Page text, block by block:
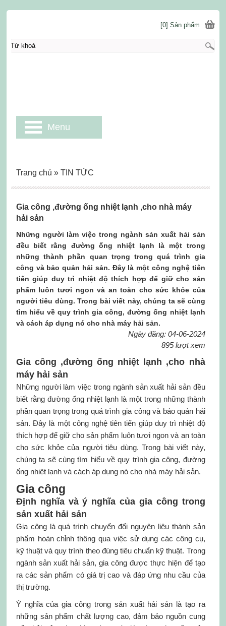
Gia công ,đường ống nhiệt lạnh ,cho nhà máy
hải sản
Những người làm việc trong ngành sản xuất hải sản
đều biết rằng đường ống nhiệt lạnh là một trong
những thành phần quan trọng trong quá trình gia
công và bảo quản hải sản. Đây là một công nghệ tiên
tiến giúp duy trì nhiệt độ thích hợp để giữ cho sản
phẩm luôn tươi ngon và an toàn cho sức khỏe của
người tiêu dùng. Trong bài viết này, chúng ta sẽ cùng
tìm hiểu về quy trình gia công, đường ống nhiệt lạnh
và cách áp dụng nó cho nhà máy hải sản.
Ngày đăng: 04-06-2024
895 lượt xem
Gia công ,đường ống nhiệt lạnh ,cho nhà
máy hải sản
Những người làm việc trong ngành sản xuất hải sản đều
biết rằng đường ống nhiệt lạnh là một trong những thành
phần quan trọng trong quá trình gia công và bảo quản hải
sản. Đây là một công nghệ tiên tiến giúp duy trì nhiệt độ
thích hợp để giữ cho sản phẩm luôn tươi ngon và an toàn
cho sức khỏe của người tiêu dùng. Trong bài viết này,
chúng ta sẽ cùng tìm hiểu về quy trình gia công, đường
ống nhiệt lạnh và cách áp dụng nó cho nhà máy hải sản.
Gia công
Định nghĩa và ý nghĩa của gia công trong
sản xuất hải sản
Gia công là quá trình chuyển đổi nguyên liệu thành sản
phẩm hoàn chỉnh thông qua việc sử dụng các công cụ,
kỹ thuật và quy trình theo đúng tiêu chuẩn kỹ thuật. Trong
ngành sản xuất hải sản, gia công được thực hiện để tạo
ra các sản phẩm có giá trị cao và đáp ứng nhu cầu của
thị trường.
Ý nghĩa của gia công trong sản xuất hải sản là tạo ra
những sản phẩm chất lượng cao, đảm bảo nguồn cung
Trang chủ » TIN TỨC
[0] Sản phẩm
Menu